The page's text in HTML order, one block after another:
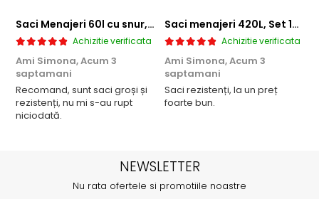
Saci Menajeri 60l cu snur, Roz, 10buc/rola
Achizitie verificata
Ami Simona,Acum 3
saptamani
Recomand, sunt saci groși și
rezistenți, nu mi s-au rupt
niciodată.
Saci menajeri 420L, Set 10 bucati
Achizitie verificata
Ami Simona,Acum 3
saptamani
Saci rezistenți, la un preț
foarte bun.
NEWSLETTER
Nu rata ofertele si promotiile noastre